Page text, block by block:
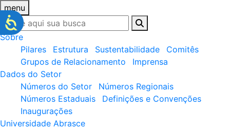
menu
Sobre
Pilares
Estrutura Sustentabilidade
Comitês
Grupos de Relacionamento
Imprensa
Dados do Setor
Números do Setor
Números Regionais
Números Estaduais
Definições e Convenções
Inaugurações
Universidade Abrasce